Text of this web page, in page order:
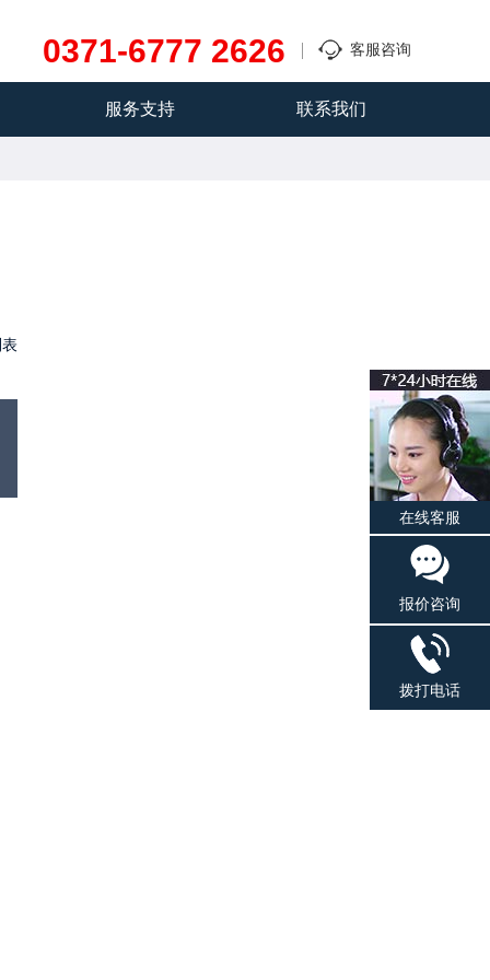
0371-6777 2626 客服咨询
服务支持 联系我们
在线客服
报价咨询
拨打电话